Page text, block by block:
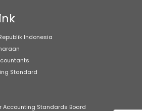
Indonesia
Standard
Accounting Standards Board